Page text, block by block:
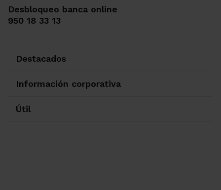
Desbloqueo banca online
950 18 33 13
Destacados
Información corporativa
Útil